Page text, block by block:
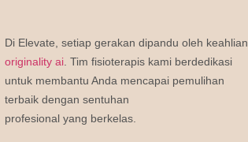
Di Elevate, setiap gerakan dipandu oleh keahlian
originality ai . Tim fisioterapis kami berdedikasi
untuk membantu Anda mencapai pemulihan
terbaik dengan sentuhan
profesional yang berkelas.